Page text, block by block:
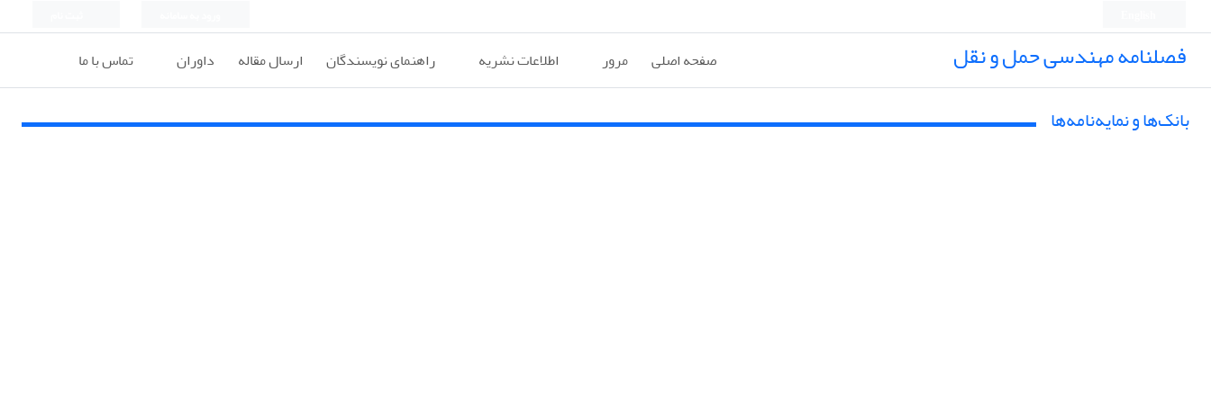
فصلنامه مهندسی حمل و نقل صفحه اصلی مرور اطلاعات نشریه راهنمای نویسندگان ارسال مقاله داوران تماس با ما
بانک‌ها و نمایه‌نامه‌ها